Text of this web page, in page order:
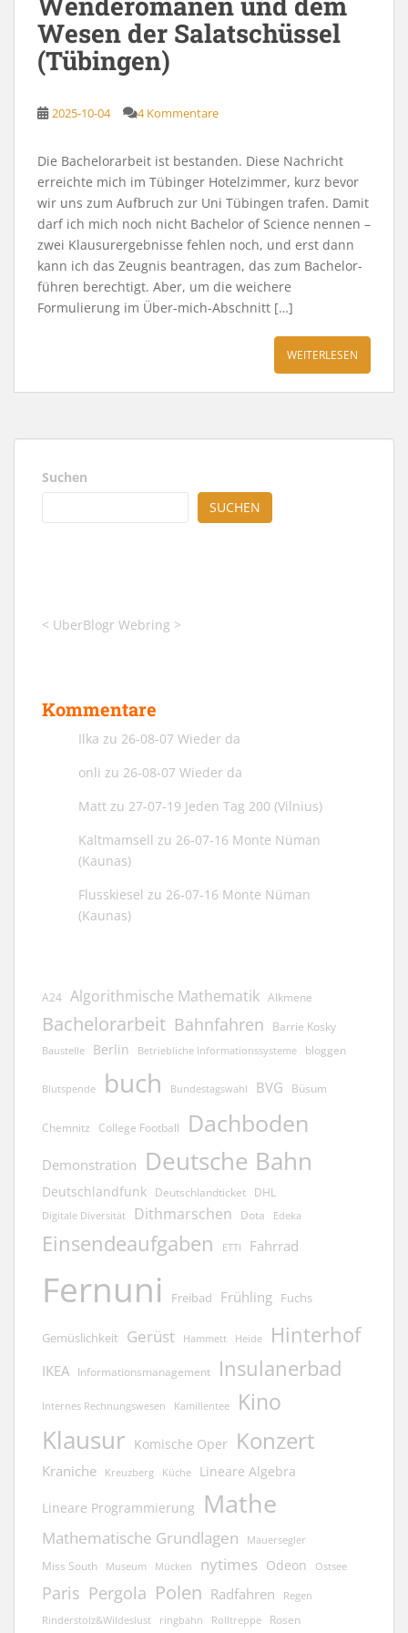
Wesen der Salatschüssel
(Tübingen)
2025-10-04 4 Kommentare
Die Bachelorarbeit ist bestanden. Diese Nachricht
erreichte mich im Tübinger Hotelzimmer, kurz bevor
wir uns zum Aufbruch zur Uni Tübingen trafen. Damit
darf ich mich noch nicht Bachelor of Science nennen –
zwei Klausurergebnisse fehlen noch, und erst dann
kann ich das Zeugnis beantragen, das zum Bachelor-
führen berechtigt. Aber, um die weichere
Formulierung im Über-mich-Abschnitt […]
WEITERLESEN
Suchen
SUCHEN
< UberBlogr Webring >
Kommentare
Ilka zu 26-08-07 Wieder da
onli zu 26-08-07 Wieder da
Matt zu 27-07-19 Jeden Tag 200 (Vilnius)
Kaltmamsell zu 26-07-16 Monte Nüman
(Kaunas)
Flusskiesel zu 26-07-16 Monte Nüman
(Kaunas)
A24 Algorithmische Mathematik Alkmene
Bachelorarbeit Bahnfahren Barrie Kosky
Baustelle Berlin Betriebliche Informationssysteme bloggen
Blutspende buch Bundestagswahl BVG Büsum
Chemnitz College Football Dachboden
Demonstration Deutsche Bahn
Deutschlandfunk Deutschlandticket DHL
Digitale Diversität Dithmarschen Dota Edeka
Einsendeaufgaben ETTI Fahrrad
Fernuni Freibad Frühling Fuchs
Gemüslichkeit Gerüst Hammett Heide Hinterhof
IKEA Informationsmanagement Insulanerbad
Internes Rechnungswesen Kamillentee Kino
Klausur Komische Oper Konzert
Kraniche Kreuzberg Küche Lineare Algebra
Lineare Programmierung Mathe
Mathematische Grundlagen Mauersegler
Miss South Museum Mücken nytimes Odeon Ostsee
Paris Pergola Polen Radfahren Regen
Rinderstolz&Wildeslust ringbahn Rolltreppe Rosen